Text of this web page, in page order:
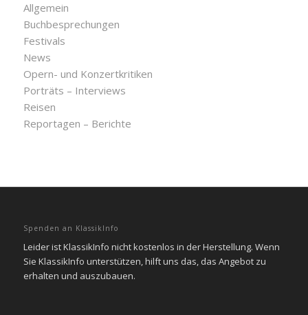
Allgemein
Buchbesprechungen
Festivals
News
Opern- und Konzertkritiken
Porträts – Interviews
Reisen
Reportagen – Berichte
Spenden an KlassikInfo
Leider ist KlassikInfo nicht kostenlos in der Herstellung. Wenn
Sie KlassikInfo unterstützen, hilft uns das, das Angebot zu
erhalten und auszubauen.